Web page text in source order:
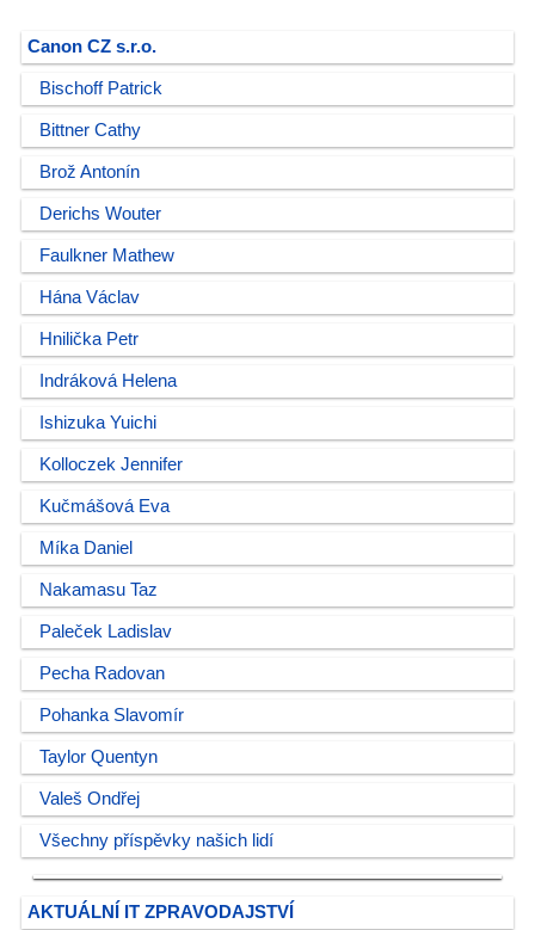
Canon CZ s.r.o.
Bischoff Patrick
Bittner Cathy
Brož Antonín
Derichs Wouter
Faulkner Mathew
Hána Václav
Hnilička Petr
Indráková Helena
Ishizuka Yuichi
Kolloczek Jennifer
Kučmášová Eva
Míka Daniel
Nakamasu Taz
Paleček Ladislav
Pecha Radovan
Pohanka Slavomír
Taylor Quentyn
Valeš Ondřej
Všechny příspěvky našich lidí
AKTUÁLNÍ IT ZPRAVODAJSTVÍ